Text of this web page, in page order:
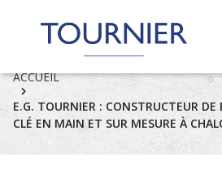
ACCUEIL
E.G. TOURNIER : CONSTRUCTEUR
CLÉ EN MAIN ET SUR MESURE À